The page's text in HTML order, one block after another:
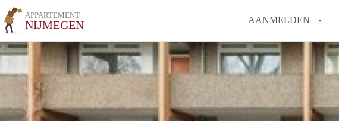
APPARTEMENT
NIJMEGEN AANMELDEN